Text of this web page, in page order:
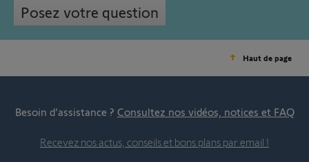
Posez votre question
Haut de page
Besoin d’assistance ? Consultez nos vidéos, notices et FAQ
Recevez nos actus, conseils et bons plans par email !